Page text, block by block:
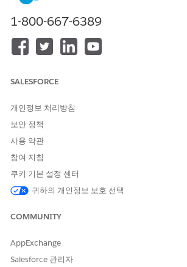
처리합니다. 유사한 신청 및 요청 유형을 지원
Office Supplies 요청하기
보고서 건물 유지 관리 문제
요청 소형 가구 이동
예비 회의실
에이전트 작업
이러한 작업은 전문 에이전트와 대화하는 동안
다.
적격 서비스 카탈로그 항목 가져오기
제품 출시 카드 가져오기
직원에 대한 사고 만들기
1-800-667-6389
SALESFORCE
개인정보 처리방침
보안 정책
사용 약관
참여 지침
쿠키 기본 설정 센터
귀하의 개인정보 보호 선택
COMMUNITY
AppExchange
Salesforce 관리자